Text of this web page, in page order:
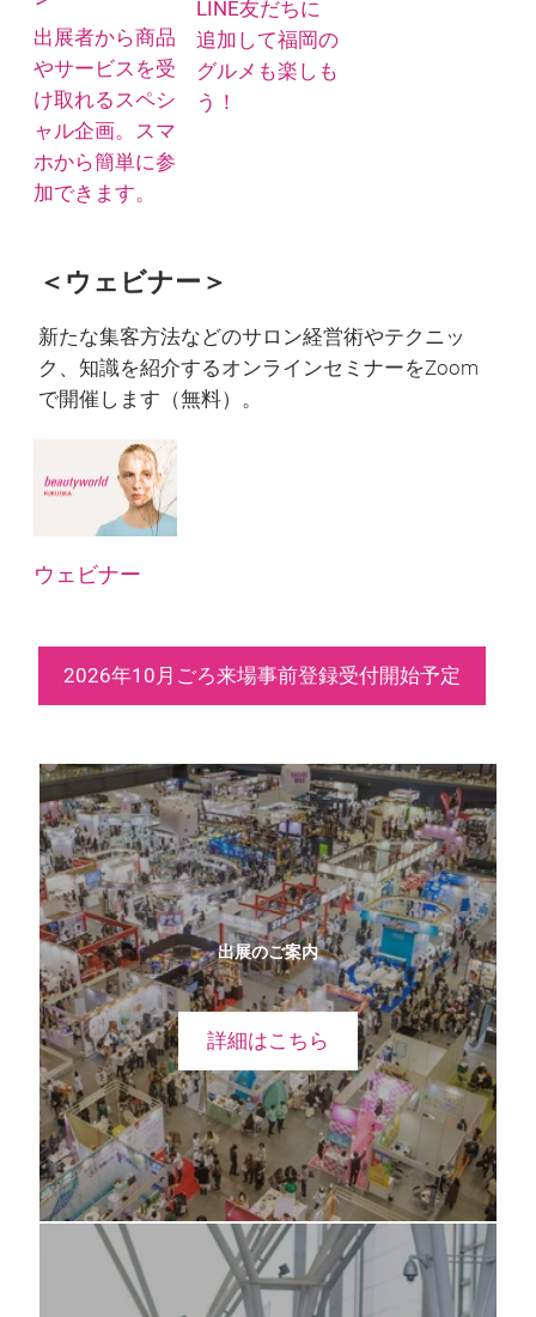
出展者から商品
やサービスを受
け取れるスペシ
ャル企画。スマ
ホから簡単に参
加できます。
LINE友だちに
追加して福岡の
グルメも楽しも
う！
＜ウェビナー＞
新たな集客方法などのサロン経営術やテクニッ
ク、知識を紹介するオンラインセミナーをZoom
で開催します（無料）。
ウェビナー
2026年10月ごろ来場事前登録受付開始予定
出展のご案内
詳細はこちら